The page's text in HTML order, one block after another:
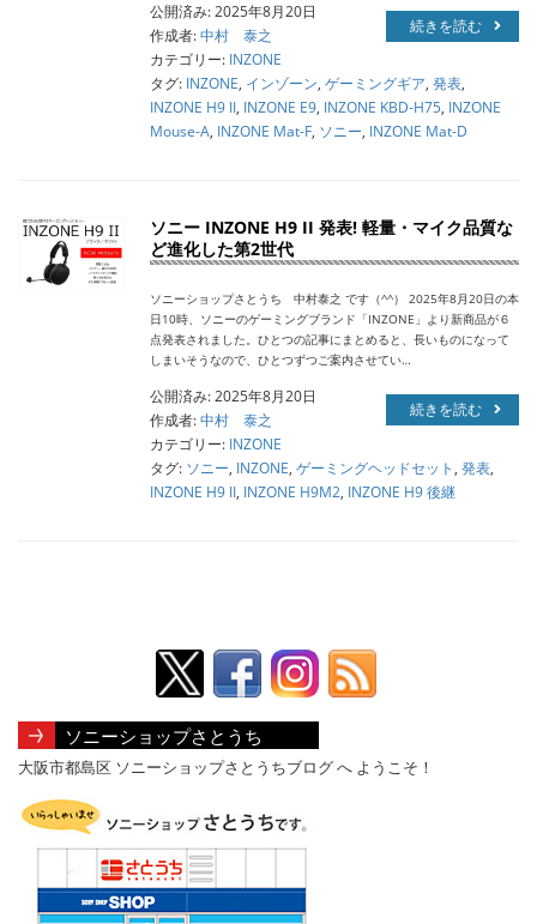
続きを読む
公開済み: 2025年8月20日
作成者:中村 泰之
カテゴリー: INZONE
タグ: INZONE, インゾーン, ゲーミングギア, 発表,
INZONE H9 II, INZONE E9, INZONE KBD-H75, INZONE
Mouse-A, INZONE Mat-F, ソニー, INZONE Mat-D
ソニー INZONE H9 II 発表! 軽量・マイク品質な
ど進化した第2世代
ソニーショップさとうち 中村泰之 です（^^） 2025年8月20日の本
日10時、ソニーのゲーミングブランド「INZONE」より新商品が６
点発表されました。ひとつの記事にまとめると、長いものになって
しまいそうなので、ひとつずつご案内させてい…
続きを読む
公開済み: 2025年8月20日
作成者:中村 泰之
カテゴリー: INZONE
タグ: ソニー, INZONE, ゲーミングヘッドセット , 発表,
INZONE H9 II, INZONE H9M2, INZONE H9 後継
ソニーショップさとうち
大阪市都島区 ソニーショップさとうちブログ へ ようこそ！